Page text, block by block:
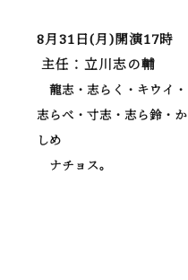
8月31日(月)開演17時
主任：立川志の輔
龍志・志らく・キウイ・
志らべ・寸志・志ら鈴・か
しめ
ナチョス。